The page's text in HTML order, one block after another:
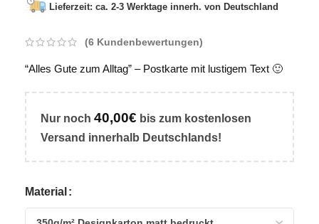
Lieferzeit: ca. 2-3 Werktage innerh. von Deutschland
(6 Kundenbewertungen)
“Alles Gute zum Alltag” – Postkarte mit lustigem Text 🙂
Nur noch 40,00€ bis zum kostenlosen
Versand innerhalb Deutschlands!
Material